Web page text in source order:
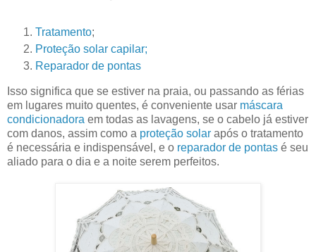
Tratamento;
Proteção solar capilar;
Reparador de pontas
Isso significa que se estiver na praia, ou passando as férias
em lugares muito quentes, é conveniente usar máscara
condicionadora em todas as lavagens, se o cabelo já estiver
com danos, assim como a proteção solar após o tratamento
é necessária e indispensável, e o reparador de pontas é seu
aliado para o dia e a noite serem perfeitos.